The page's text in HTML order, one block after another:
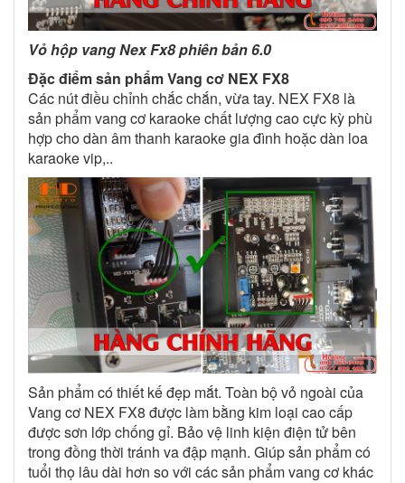
Vỏ hộp vang Nex Fx8 phiên bản 6.0
Đặc điểm sản phẩm Vang cơ NEX FX8
Các nút điều chỉnh chắc chắn, vừa tay. NEX FX8 là
sản phẩm vang cơ karaoke chất lượng cao cực kỳ phù
hợp cho dàn âm thanh karaoke gia đình hoặc dàn loa
karaoke vip,..
Sản phẩm có thiết kế đẹp mắt. Toàn bộ vỏ ngoài của
Vang cơ NEX FX8 được làm bằng kim loại cao cấp
được sơn lớp chống gỉ. Bảo vệ linh kiện điện tử bên
trong đồng thời tránh va đập mạnh. Giúp sản phẩm có
tuổi thọ lâu dài hơn so với các sản phẩm vang cơ khác